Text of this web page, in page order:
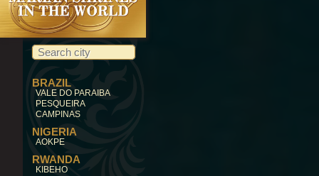
BRAZIL
VALE DO PARAIBA
PESQUEIRA
CAMPINAS
NIGERIA
AOKPE
RWANDA
KIBEHO